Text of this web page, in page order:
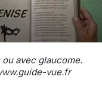
ou avec glaucome.
vue.fr